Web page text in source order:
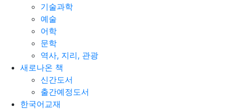
기술과학
예술
어학
문학
역사, 지리, 관광
새로나온 책
신간도서
출간예정도서
한국어교재